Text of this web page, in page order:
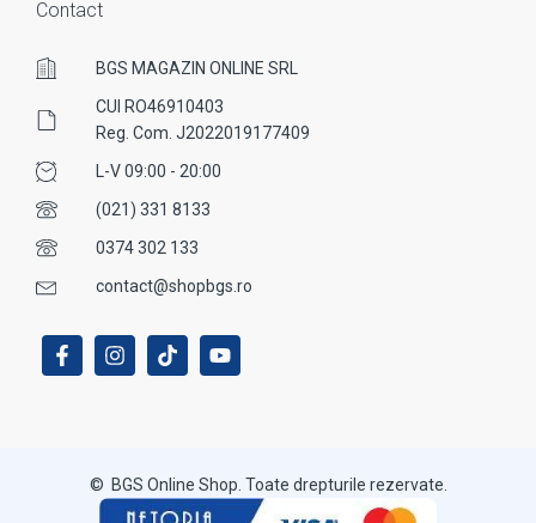
Contact
BGS MAGAZIN ONLINE SRL
CUI RO46910403
Reg. Com. J2022019177409
L-V 09:00 - 20:00
(021) 331 8133
0374 302 133
contact@shopbgs.ro
© BGS Online Shop. Toate drepturile rezervate.